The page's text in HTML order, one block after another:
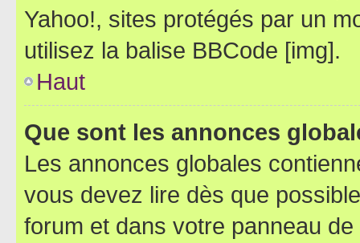
Yahoo!, sites protégés par un
utilisez la balise BBCode [img].
Haut
Que sont les annonces
Les annonces globales
vous devez lire dès que
forum et dans votre panneau